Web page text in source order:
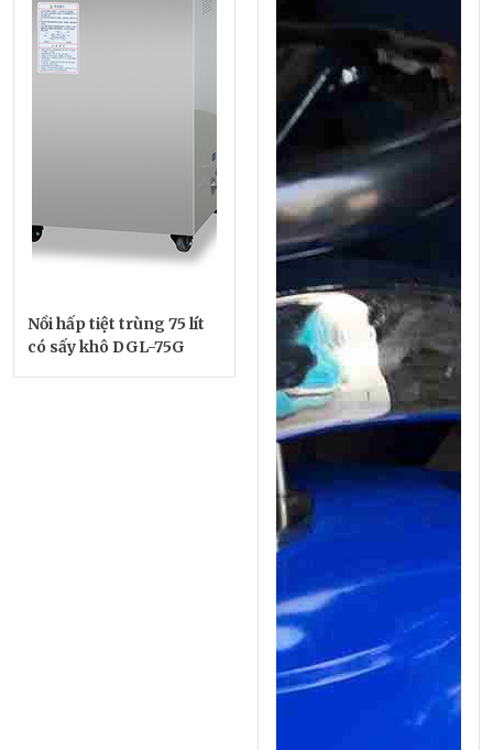
Nồi hấp tiệt trùng 75 lít
có sấy khô DGL-75G